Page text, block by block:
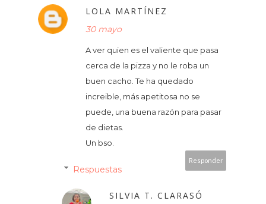
LOLA MARTÍNEZ
30 mayo
A ver quien es el valiente que pasa
cerca de la pizza y no le roba un
buen cacho. Te ha quedado
increible, más apetitosa no se
puede, una buena razón para pasar
de dietas.
Un bso.
Responder
Respuestas
SILVIA T. CLARASÓ